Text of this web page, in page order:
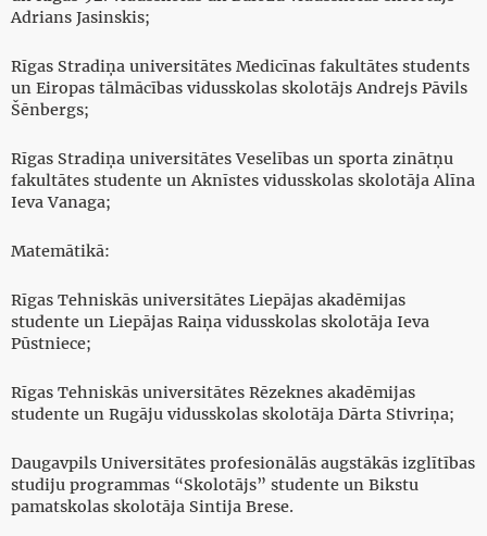
Adrians Jasinskis;
Rīgas Stradiņa universitātes Medicīnas fakultātes students
un Eiropas tālmācības vidusskolas skolotājs Andrejs Pāvils
Šēnbergs;
Rīgas Stradiņa universitātes Veselības un sporta zinātņu
fakultātes studente un Aknīstes vidusskolas skolotāja Alīna
Ieva Vanaga;
Matemātikā:
Rīgas Tehniskās universitātes Liepājas akadēmijas
studente un Liepājas Raiņa vidusskolas skolotāja Ieva
Pūstniece;
Rīgas Tehniskās universitātes Rēzeknes akadēmijas
studente un Rugāju vidusskolas skolotāja Dārta Stivriņa;
Daugavpils Universitātes profesionālās augstākās izglītības
studiju programmas “Skolotājs” studente un Bikstu
pamatskolas skolotāja Sintija Brese.